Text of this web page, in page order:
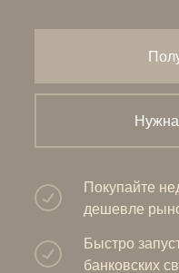
Нужна
Покупайте
дешевле
Быстро
банковских